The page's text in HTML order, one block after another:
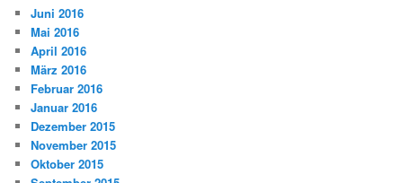
Juni 2016
Mai 2016
April 2016
März 2016
Februar 2016
Januar 2016
Dezember 2015
November 2015
Oktober 2015